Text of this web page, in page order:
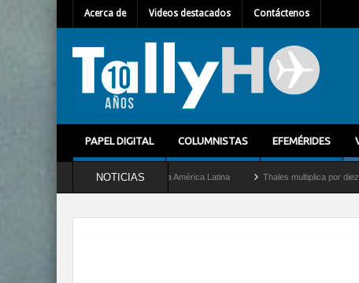
Acerca de Videos destacados Contáctenos
PAPEL DIGITAL COLUMNISTAS EFEMÉRIDES
NOTICIAS
General para América Latina Thales multiplica por diez su capacidad de